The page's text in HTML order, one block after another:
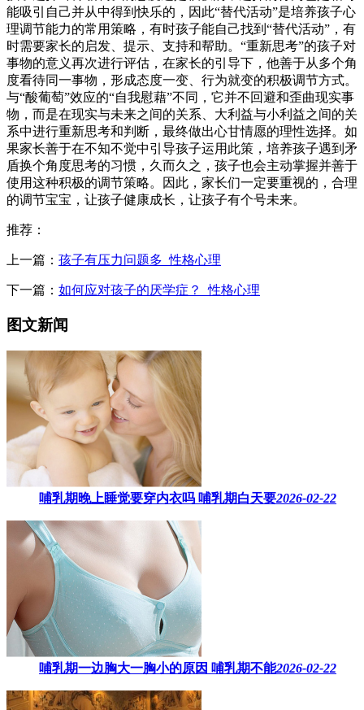
能吸引自己并从中得到快乐的，因此“替代活动”是培养孩子心
理调节能力的常用策略，有时孩子能自己找到“替代活动”，有
时需要家长的启发、提示、支持和帮助。“重新思考”的孩子对
事物的意义再次进行评估，在家长的引导下，他善于从多个角
度看待同一事物，形成态度一变、行为就变的积极调节方式。
与“酸葡萄”效应的“自我慰藉”不同，它并不回避和歪曲现实事
物，而是在现实与未来之间的关系、大利益与小利益之间的关
系中进行重新思考和判断，最终做出心甘情愿的理性选择。如
果家长善于在不知不觉中引导孩子运用此策，培养孩子遇到矛
盾换个角度思考的习惯，久而久之，孩子也会主动掌握并善于
使用这种积极的调节策略。因此，家长们一定要重视的，合理
的调节宝宝，让孩子健康成长，让孩子有个号未来。
推荐：
上一篇： 孩子有压力问题多_性格心理
下一篇： 如何应对孩子的厌学症？_性格心理
图文新闻
哺乳期晚上睡觉要穿内衣吗​ 哺乳期白天要2026-02-22
哺乳期一边胸大一胸小的原因​ 哺乳期不能2026-02-22